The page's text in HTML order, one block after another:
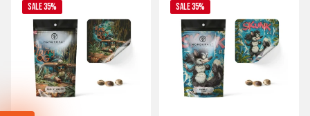
SALE 35% SALE 35%